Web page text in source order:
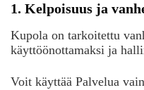
1. Kelpoisuus ja
Kupola on tarkoitettu
käyttöönottamaksi ja
Voit käyttää Palvelua